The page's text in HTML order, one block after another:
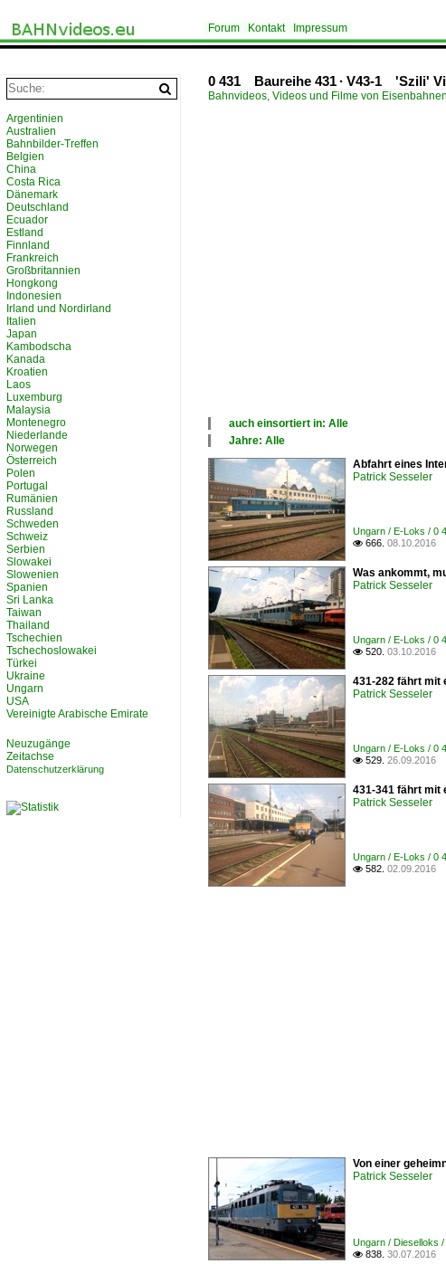
Forum Kontakt Impressum
0 431 Baureihe 431 · V43-1 'Szili'
Bahnvideos, Videos und Filme von Eisenbahnen
auch einsortiert in: Alle
Ungarn
Jahre: Alle
Alle Jahre
2000
2010
Abfahrt eines
Patrick Sesseler
Ungarn / E-Loks / 0
 666. 08.10.2016
Was ankommt,
Patrick Sesseler
Ungarn / E-Loks / 0
 520. 03.10.2016
431-282 fährt mit
Patrick Sesseler
Ungarn / E-Loks / 0
 529. 26.09.2016
431-341 fährt mit
Patrick Sesseler
Ungarn / E-Loks / 0
 582. 02.09.2016
Von einer
Patrick Sesseler
Ungarn / Dieselloks
 838. 30.07.2016
Argentinien
Australien
Bahnbilder-Treffen
Belgien
China
Costa Rica
Dänemark
Deutschland
Ecuador
Estland
Finnland
Frankreich
Großbritannien
Hongkong
Indonesien
Irland und Nordirland
Italien
Japan
Kambodscha
Kanada
Kroatien
Laos
Luxemburg
Malaysia
Montenegro
Niederlande
Norwegen
Österreich
Polen
Portugal
Rumänien
Russland
Schweden
Schweiz
Serbien
Slowakei
Slowenien
Spanien
Sri Lanka
Taiwan
Thailand
Tschechien
Tschechoslowakei
Türkei
Ukraine
Ungarn
USA
Vereinigte Arabische Emirate
Neuzugänge
Zeitachse
Datenschutzerklärung